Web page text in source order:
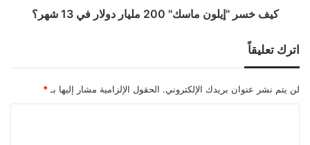
كيف خسر "إيلون ماسك" 200 مليار دولار في 13 شهر؟
اترك تعليقاً
لن يتم نشر عنوان بريدك الإلكتروني. الحقول الإلزامية مشار إليها بـ *